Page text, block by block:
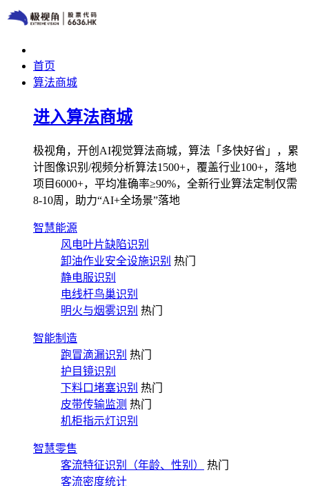
首页
算法商城
进入算法商城
极视角，开创AI视觉算法商城，算法「多快好省」，累
计图像识别/视频分析算法1500+，覆盖行业100+，落地
项目6000+，平均准确率≥90%，全新行业算法定制仅需
8-10周，助力“AI+全场景”落地
智慧能源
风电叶片缺陷识别
卸油作业安全设施识别 热门
静电服识别
电线杆鸟巢识别
明火与烟雾识别 热门
智能制造
跑冒滴漏识别 热门
护目镜识别
下料口堵塞识别 热门
皮带传输监测 热门
机柜指示灯识别
智慧零售
客流特征识别（年龄、性别）
热门
客流密度统计